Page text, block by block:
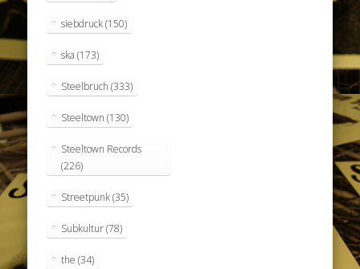
siebdruck(150)
ska (173)
Steelbruch (333)
Steeltown (130)
Steeltown Records
(226)
Streetpunk(35)
Subkultur(78)
the (34)